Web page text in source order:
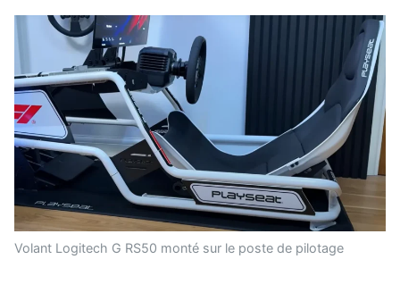
Volant Logitech G RS50 monté sur le poste de pilotage